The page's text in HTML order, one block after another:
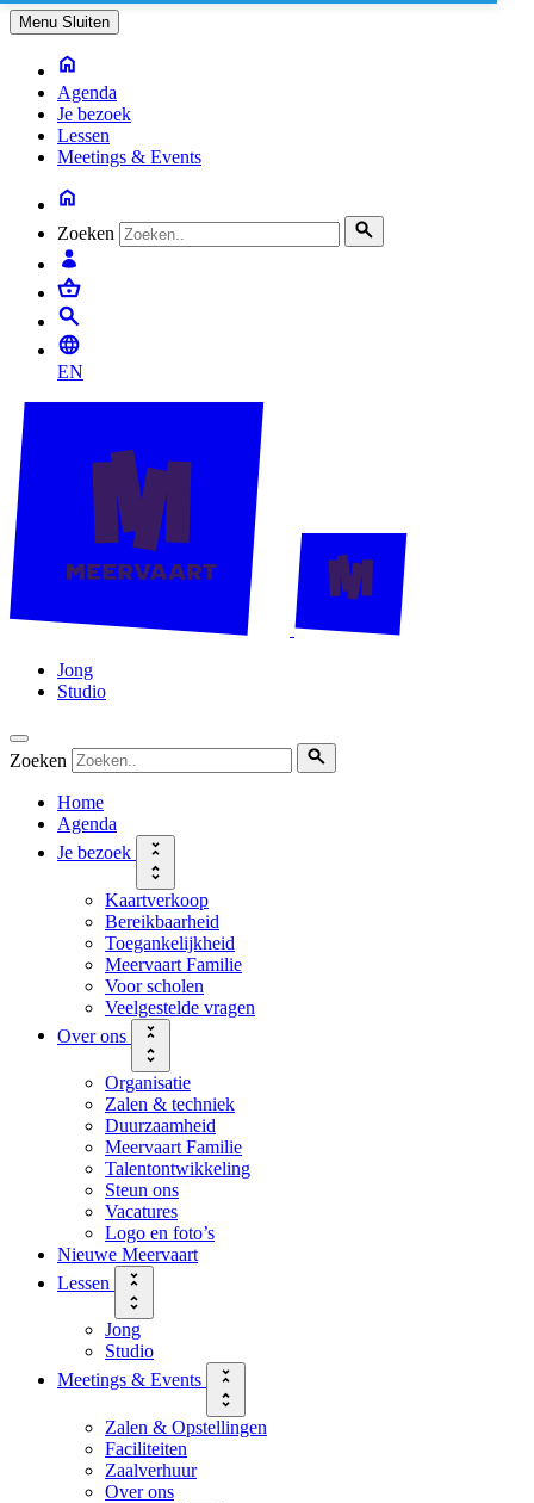
Menu Sluiten
Agenda
Je bezoek
Lessen
Meetings & Events
Zoeken
EN
Jong
Studio
Zoeken
Home
Agenda
Je bezoek
Kaartverkoop
Bereikbaarheid
Toegankelijkheid
Meervaart Familie
Voor scholen
Veelgestelde vragen
Over ons
Organisatie
Zalen & techniek
Duurzaamheid
Meervaart Familie
Talentontwikkeling
Steun ons
Vacatures
Logo en foto’s
Nieuwe Meervaart
Lessen
Jong
Studio
Meetings & Events
Zalen & Opstellingen
Faciliteiten
Zaalverhuur
Over ons